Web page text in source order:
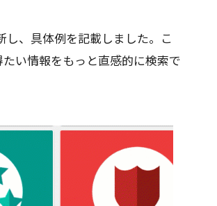
、具体例を記載しました。こ
い情報をもっと直感的に検索で